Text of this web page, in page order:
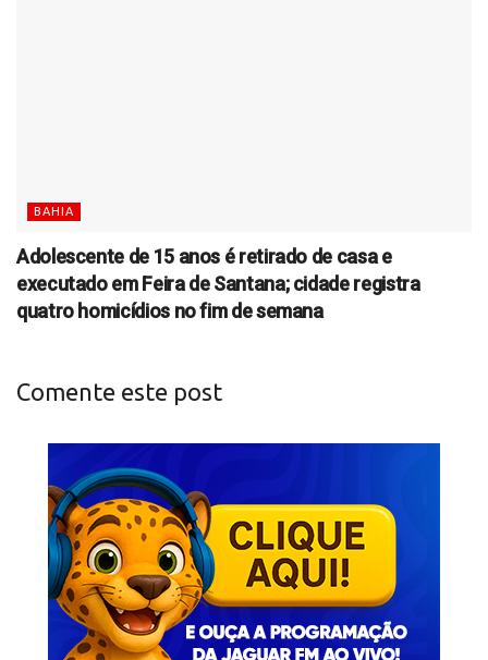
BAHIA
Adolescente de 15 anos é retirado de casa e
executado em Feira de Santana; cidade registra
quatro homicídios no fim de semana
Comente este post